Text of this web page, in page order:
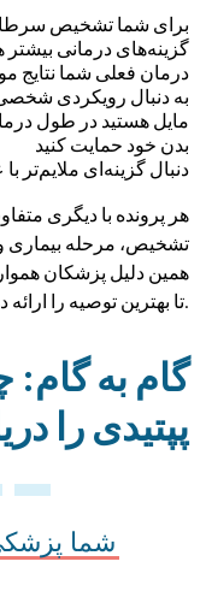
برای شما تشخیص
گزینه‌های درمانی بیشتر
درمان فعلی شما نتایج
به دنبال رویکردی
مایل هستید در طول
بدن خود حمایت کنید
دنبال گزینه‌ای ملایم‌تر
هر پرونده با دیگری
تشخیص، مرحله بیماری
همین دلیل پزشکان
تا بهترین توصیه را ارائه دهند.
گام به
پپتیدی را
شما